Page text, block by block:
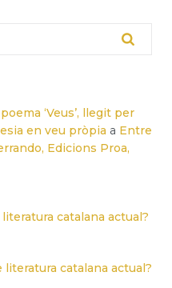
‘Veus’, llegit per
en veu pròpia a Entre
Edicions Proa,
catalana actual?
literatura catalana actual?